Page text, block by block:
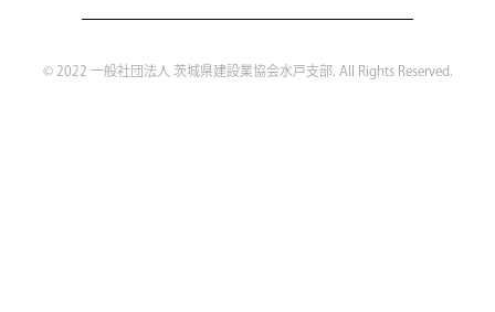
© 2022 一般社団法人 茨城県建設業協会水戸支部. All Rights Reserved.